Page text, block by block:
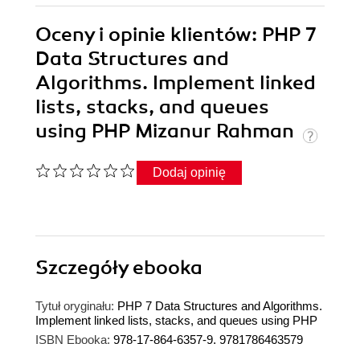
Oceny i opinie klientów: PHP 7
Data Structures and
Algorithms. Implement linked
lists, stacks, and queues
using PHP Mizanur Rahman
Dodaj opinię
Szczegółyebooka
Tytuł oryginału: PHP 7 Data Structures and Algorithms.
Implement linked lists, stacks, and queues using PHP
ISBN Ebooka: 978-17-864-6357-9, 9781786463579